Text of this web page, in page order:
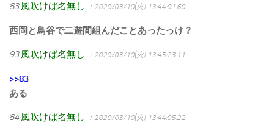
83 風吹けば名無し ：2020/03/10(火) 13:44:01.60
西岡と鳥谷で二遊間組んだことあったっけ？
93 風吹けば名無し ：2020/03/10(火) 13:45:23.11
>>83
ある
84 風吹けば名無し ：2020/03/10(火) 13:44:05.22